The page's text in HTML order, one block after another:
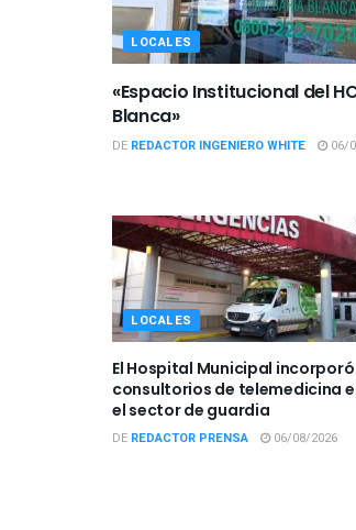
LOCALES
«Espacio Institucional del
Blanca»
DE REDACTOR INGENIERO WHITE 06/
LOCALES
El Hospital Municipal incorporó
consultorios de telemedicina
el sector de guardia
DE REDACTOR PRENSA 06/08/2026